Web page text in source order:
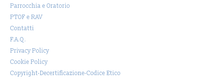
Parrocchia e Oratorio
PTOF e RAV
Contatti
F.A.Q.
Privacy Policy
Cookie Policy
Copyright-Decertificazione-Codice Etico